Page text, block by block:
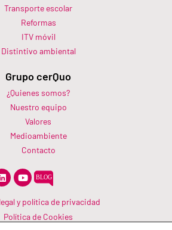
Transporte escolar
Reformas
ITV móvil
Distintivo ambiental
Grupo cerQuo
¿Quienes somos?
Nuestro equipo
Valores
Medioambiente
Contacto
L
i
n
k
e
d
i
Y
o
u
t
u
b
e
y política de privacidad
Política de Cookies